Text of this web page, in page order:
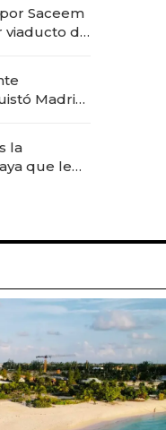
Saceem
viaducto de
Madrid:
apertura
la
que le